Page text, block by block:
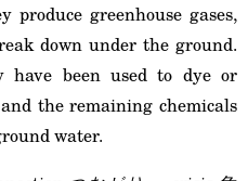
greenhouse gases,
down under the ground.
have been used to dye or
the remaining chemicals
water.